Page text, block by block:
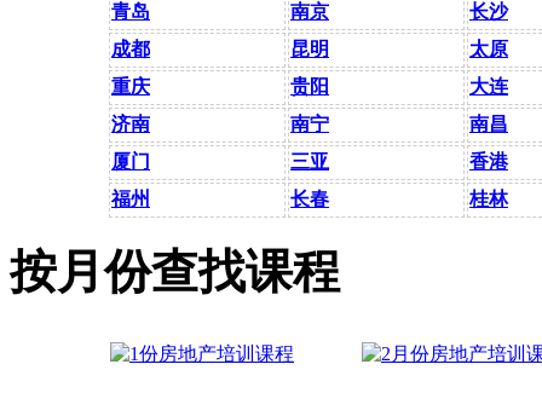
青岛
南京
长沙
成都
昆明
太原
重庆
贵阳
大连
济南
南宁
南昌
厦门
三亚
香港
福州
长春 桂林
按月份查找课程